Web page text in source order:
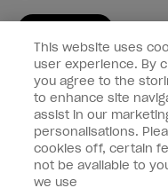
Informations clients
Connectez-Vous
This website uses
user experience. By
you agree to the
to enhance site
assist in our
personalisations.
cookies off, certain
not be available to
we use